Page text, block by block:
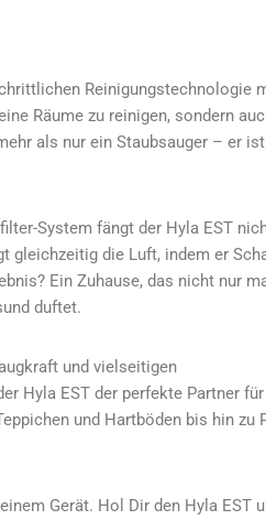
Reinigungstechnologie
Räume zu reinigen, sondern
als nur ein Staubsauger – er
System fängt der Hyla EST
gleichzeitig die Luft, indem er
Ein Zuhause, das nicht nur
duftet.
und vielseitigen
Hyla EST der perfekte Partner
und Hartböden bis hin zu
Gerät. Hol Dir den Hyla EST